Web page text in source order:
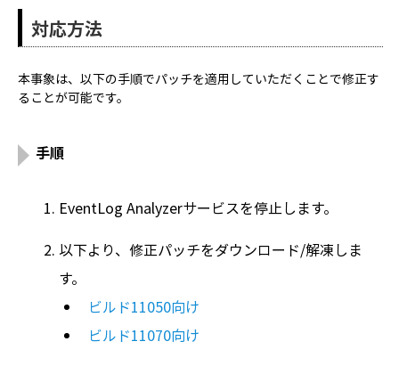
対応方法
本事象は、以下の手順でパッチを適用していただくことで修正す
ることが可能です。
手順
EventLog Analyzerサービスを停止します。
以下より、修正パッチをダウンロード/解凍しま
す。
ビルド11050向け
ビルド11070向け